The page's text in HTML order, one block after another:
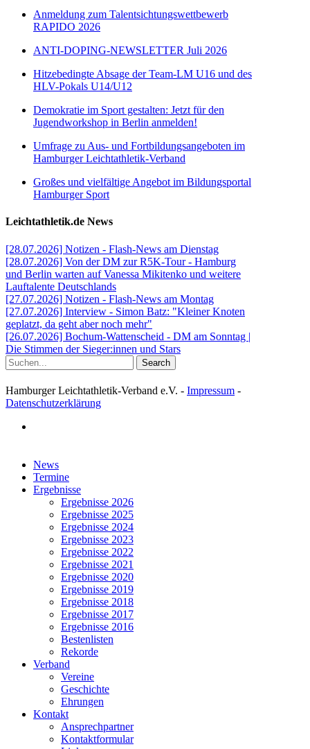
Anmeldung zum Talentsichtungswettbewerb
RAPIDO 2026
ANTI-DOPING-NEWSLETTER Juli 2026
Hitzebedingte Absage der Team-LM U16 und des
HLV-Pokals U14/U12
Demokratie im Sport gestalten: Jetzt für den
Jugendworkshop in Berlin anmelden!
Umfrage zu Aus- und Fortbildungsangeboten im
Hamburger Leichtathletik-Verband
Großes und vielfältige Angebot im Bildungsportal
Hamburger Sport
Leichtathletik.de News
[28.07.2026] Notizen - Flash-News am Dienstag
[28.07.2026] Von der DM zur R5K-Tour - Hamburg
und Berlin warten auf Vanessa Mikitenko und weitere
Lauftalente Deutschlands
[27.07.2026] Notizen - Flash-News am Montag
[27.07.2026] Interview - Simon Batz: "Kleiner Knoten
geplatzt, da geht aber noch mehr"
[26.07.2026] Bochum-Wattenscheid - DM am Sonntag |
Die Stimmen der Sieger:innen und Stars
Search
Hamburger Leichtathletik-Verband e.V. - Impressum -
Datenschutzerklärung
Close
Menu
News
Termine
Ergebnisse
Ergebnisse 2026
Ergebnisse 2025
Ergebnisse 2024
Ergebnisse 2023
Ergebnisse 2022
Ergebnisse 2021
Ergebnisse 2020
Ergebnisse 2019
Ergebnisse 2018
Ergebnisse 2017
Ergebnisse 2016
Bestenlisten
Rekorde
Verband
Vereine
Geschichte
Ehrungen
Kontakt
Ansprechpartner
Kontaktformular